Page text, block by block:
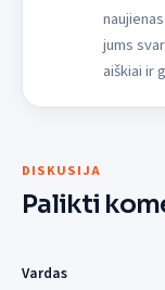
jums
aiškiai ir
DISKUSIJA
Palikti
Vardas